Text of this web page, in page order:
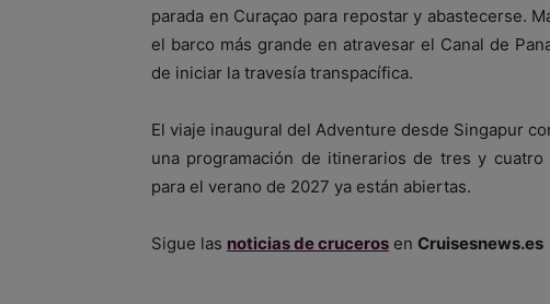
parada en Curaçao para repostar y abastecerse.
el barco más grande en atravesar el Canal de
de iniciar la travesía transpacífica.
El viaje inaugural del Adventure desde Singapur
una programación de itinerarios de tres y
para el verano de 2027 ya están abiertas.
Sigue las noticias de cruceros en Cruisesnews.es